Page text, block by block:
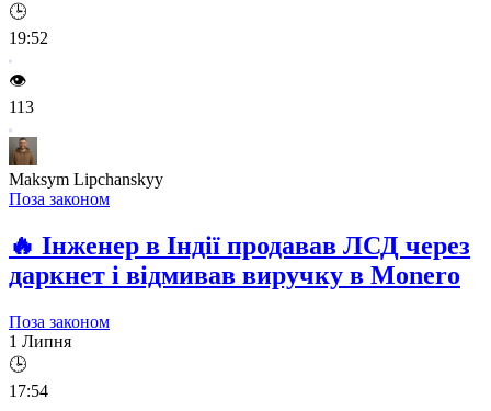
🕒
19:52
👁️
113
Maksym Lipchanskyy
Поза законом
🔥 Інженер в Індії продавав ЛСД через
даркнет і відмивав виручку в Monero
Поза законом
1 Липня
🕒
17:54